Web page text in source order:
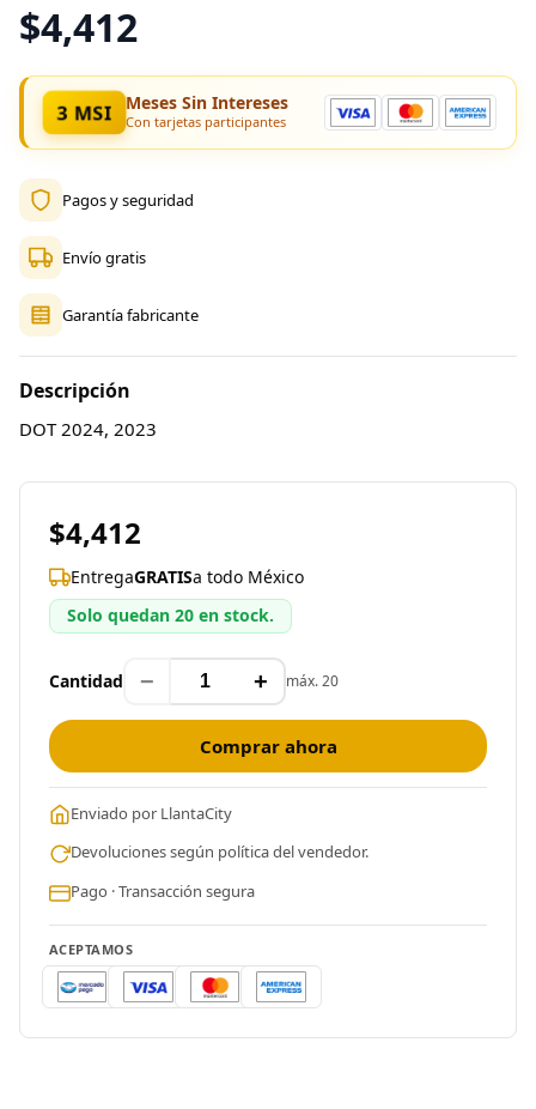
$4,412
3 MSI Meses Sin Intereses
Con tarjetas participantes
Pagos y seguridad
Envío gratis
Garantía fabricante
Descripción
DOT 2024, 2023
$4,412
EntregaGRATISa todo México
Solo quedan 20 en stock.
Cantidad − + máx. 20
Comprar ahora
Enviado por LlantaCity
Devoluciones según política del vendedor.
Pago · Transacción segura
ACEPTAMOS